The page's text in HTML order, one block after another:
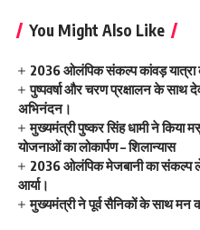
You Might Also Like
2036 ओलंपिक संकल्प कांवड़ यात्रा
पुष्पवर्षा और चरण प्रक्षालन के साथ
अभिनंदन।
मुख्यमंत्री पुष्कर सिंह धामी ने किया
योजनाओं का लोकार्पण – शिलान्यास
2036 ओलंपिक मेजबानी का संकल्प
आर्या।
मुख्यमंत्री ने पूर्व सैनिकों के साथ